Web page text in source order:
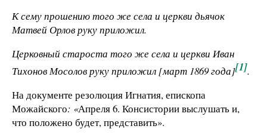
К сему прошению того же села и церкви дьячок
Матвей Орлов руку приложил.
Церковный староста того же села и церкви Иван
Тихонов Мосолов руку приложил [март 1869 года][1].
На документе резолюция Игнатия, епископа
Можайского: «Апреля 6. Консистории выслушать и,
что положено будет, представить».